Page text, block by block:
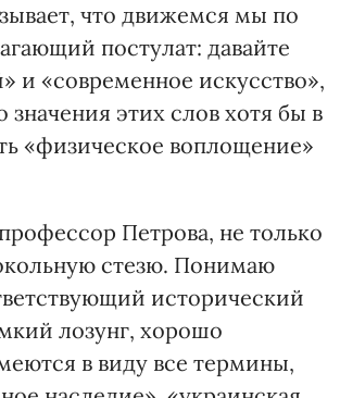
что движемся мы по
постулат: давайте
«современное искусство»,
этих слов хотя бы в
«физическое воплощение»
Петрова, не только
стезю. Понимаю
исторический
лозунг, хорошо
в виду все термины,